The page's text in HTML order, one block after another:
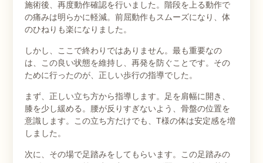
施術後、再度動作確認を行いました。階段を上る動作で
の痛みは明らかに軽減。前屈動作もスムーズになり、体
のひねりも楽になりました。
しかし、ここで終わりではありません。最も重要なの
は、この良い状態を維持し、再発を防ぐことです。その
ために行ったのが、正しい歩行の指導でした。
まず、正しい立ち方から指導します。足を肩幅に開き、
膝を少し緩める。腰が反りすぎないよう、骨盤の位置を
意識します。この立ち方だけでも、T様の体は安定感を増
しました。
次に、その場で足踏みをしてもらいます。この足踏みの